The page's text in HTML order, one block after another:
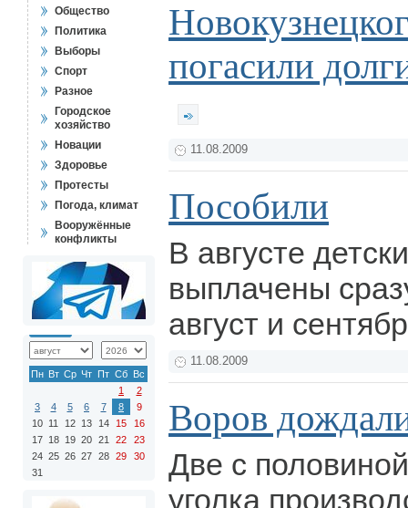
Общество
Политика
Выборы
Спорт
Разное
Городское
хозяйство
Новации
Здоровье
Протесты
Погода, климат
Вооружённые
конфликты
Пн Вт Ср Чт Пт Сб Вс
1
2
3
4 5 6 7 8
9
10 11 12 13 14 15
16
17 18 19 20 21 22
23
24 25 26 27 28 29
30
31
погасили
11.08.2009
Пособили
В августе
выплачены
август и
11.08.2009
Воров
Две с
уголка